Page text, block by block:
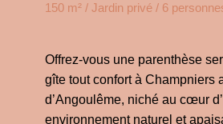
150 m² / Jardin privé / 6
Offrez-vous une parenthèse
gîte tout confort à Champniers
d’Angoulême, niché au cœur
environnement naturel et